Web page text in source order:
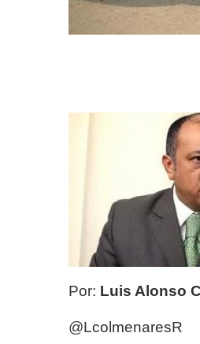
Por: Luis Alonso
@LcolmenaresR